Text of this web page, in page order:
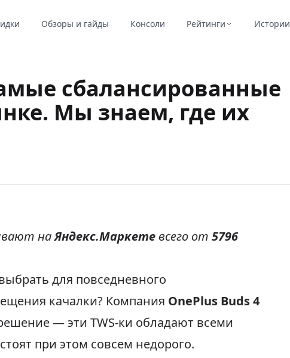
Обзоры и гайды Консоли Рейтинги Истории
сбалансированные
Мы знаем, где их
наЯндекс.Маркете всего от 5796
для повседневного
качалки? Компания OnePlus Buds 4
— эти TWS-ки обладают всеми
при этом совсем недорого.